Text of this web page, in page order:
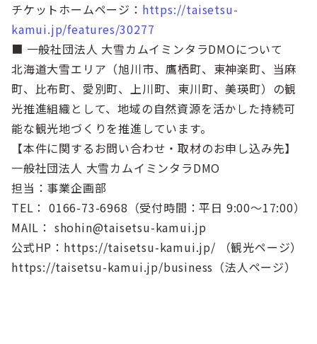
チケットホームページ： https://taisetsu-
kamui.jp/features/30277
■ 一般社団法人 大雪カムイミンタラDMOについて
北海道大雪エリア（旭川市、鷹栖町、東神楽町、当麻
町、比布町、愛別町、上川町、東川町、美瑛町）の観
光推進組織として、地域の自然資源を活かした持続可
能な観光地づくりを推進しています。
【本件に関するお問い合わせ・取材のお申し込み先】
一般社団法人 大雪カムイミンタラDMO
担当：事業企画部
TEL： 0166-73-6968（受付時間：平日 9:00～17:00）
MAIL： shohin@taisetsu-kamui.jp
公式HP：https://taisetsu-kamui.jp/ （観光ページ）
https://taisetsu-kamui.jp/business（法人ページ）